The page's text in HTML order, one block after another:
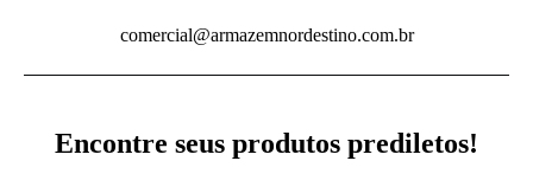
comercial@armazemnordestino.com.br
Encontre seus produtos prediletos!